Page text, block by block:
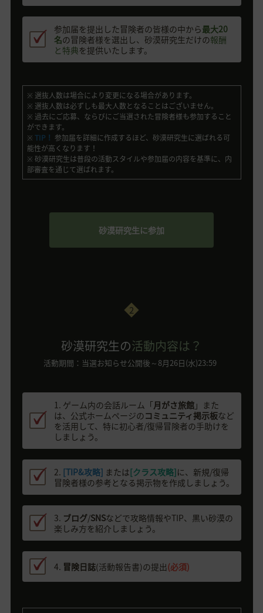
参加届を提出した冒険者の皆様の中から最大20
名の冒険者様を選出し、砂漠研究生だけの報酬
と特典を提供いたします。
※ 選抜人数は場合により変更になる場合があります。
※ 選抜人数は必ずしも最大人数となることはございません。
※ 過去にご応募、ならびにご当選された冒険者様も参加すること
ができます。
※ TIP！ 参加届を詳細に作成するほど、砂漠研究生に選ばれる可
能性が高くなります！
※ 砂漠研究生は普段の活動スタイルや参加届の内容を基準に、内
部審査を通じて選ばれます。
砂漠研究生に参加
2
砂漠研究生の活動内容は？
活動期間：当選お知らせ公開後～8月26日(水)23:59
1. ゲーム内の会話ルーム「月がさ旅館」また
は、公式ホームページのコミュニティ掲示板など
を活用して、特に初心者/復帰冒険者の手助けを
しましょう。
2. [TIP&攻略] または[クラス攻略]に、新規/復帰
冒険者様の参考となる掲示物を作成しましょう。
3. ブログ/SNSなどで攻略情報やTIP、黒い砂漠の
楽しみ方を紹介しましょう。
4. 冒険日誌(活動報告書)の提出(必須)